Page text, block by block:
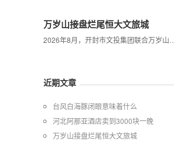
万岁山接盘烂尾恒大文旅城
2026年8月，开封市文投集团联合万岁山…
近期文章
台风白海豚闭眼意味着什么
河北阿那亚酒店卖到3000块一晚
万岁山接盘烂尾恒大文旅城